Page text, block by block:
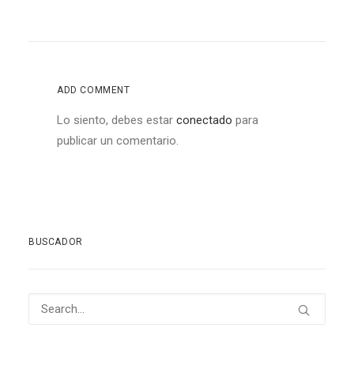
ADD COMMENT
Lo siento, debes estar conectado para
publicar un comentario.
BUSCADOR